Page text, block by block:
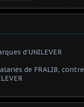
d'UNILEVER
de FRALIB, contre